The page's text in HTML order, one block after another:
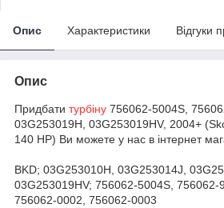
Опис Характеристики Відгуки
Опис
Придбати турбіну 756062-5004S,
03G253019H, 03G253019HV, 2004+
140 HP) Ви можете у нас в інтернет
BKD; 03G253010H, 03G253014J,
03G253019HV; 756062-5004S, 756062-
756062-0002, 756062-0003